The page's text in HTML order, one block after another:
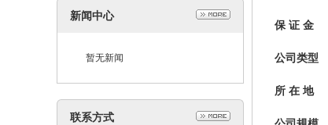
新闻中心
暂无新闻
联系方式
保 证 金
公司类型
所 在 地